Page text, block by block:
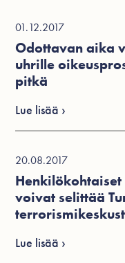
20.08.2017
voivat selittää
Lue lisää ›
01.12.2017
Odottavan aika
uhrille
pitkä
Lue lisää ›